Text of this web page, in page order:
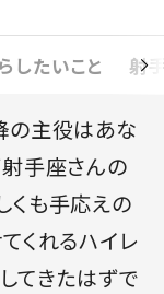
したいこと 射
主役はあな
手座さんの
くも手応えの
くれるハイレ
てきたはずで